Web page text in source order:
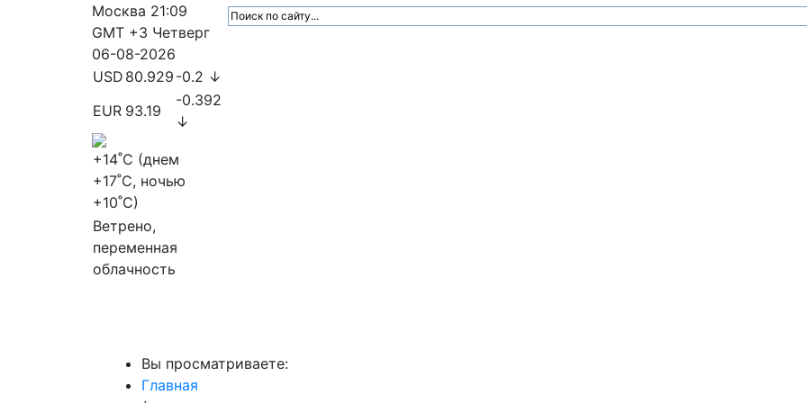
Москва 21:09
GMT +3 Четверг
06-08-2026
USD 80.929 -0.2 ↓
EUR 93.19
-0.392
↓
+14˚C (днем
+17˚C, ночью
+10˚C)
Ветрено,
переменная
облачность
Вы просматриваете:
Главная